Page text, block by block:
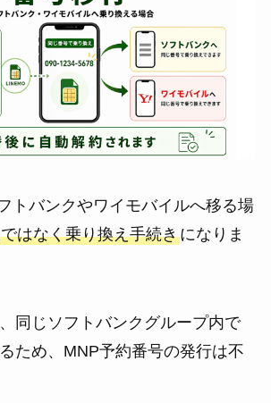
トバンクやワイモバイルへ移る場
はなく乗り換え手続きになりま
同じソフトバンクグループ内で
ため、MNP予約番号の発行は不